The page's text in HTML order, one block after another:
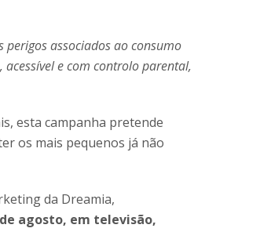
perigos associados ao consumo
e com controlo parental,
esta campanha pretende
os mais pequenos já não
da Dreamia,
agosto, em televisão,